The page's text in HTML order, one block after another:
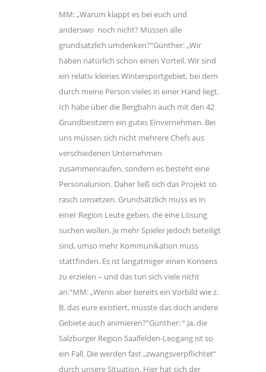
MM: „Warum klappt es bei euch und
anderswo noch nicht? Müssen alle
grundsätzlich umdenken?“Günther: „Wir
haben natürlich schon einen Vorteil. Wir sind
ein relativ kleines Wintersportgebiet, bei dem
durch meine Person vieles in einer Hand liegt.
Ich habe über die Bergbahn auch mit den 42
Grundbesitzern ein gutes Einvernehmen. Bei
uns müssen sich nicht mehrere Chefs aus
verschiedenen Unternehmen
zusammenraufen, sondern es besteht eine
Personalunion. Daher ließ sich das Projekt so
rasch umsetzen. Grundsätzlich muss es in
einer Region Leute geben, die eine Lösung
suchen wollen. Je mehr Spieler jedoch beteiligt
sind, umso mehr Kommunikation muss
stattfinden. Es ist langatmiger einen Konsens
zu erzielen – und das tun sich viele nicht
an.“MM: „Wenn aber bereits ein Vorbild wie z.
B. das eure existiert, müsste das doch andere
Gebiete auch animieren?“Günther: “ Ja, die
Salzburger Region Saalfelden-Leogang ist so
ein Fall. Die werden fast „zwangsverpflichtet“
durch unsere Situation. Hier hat sich der